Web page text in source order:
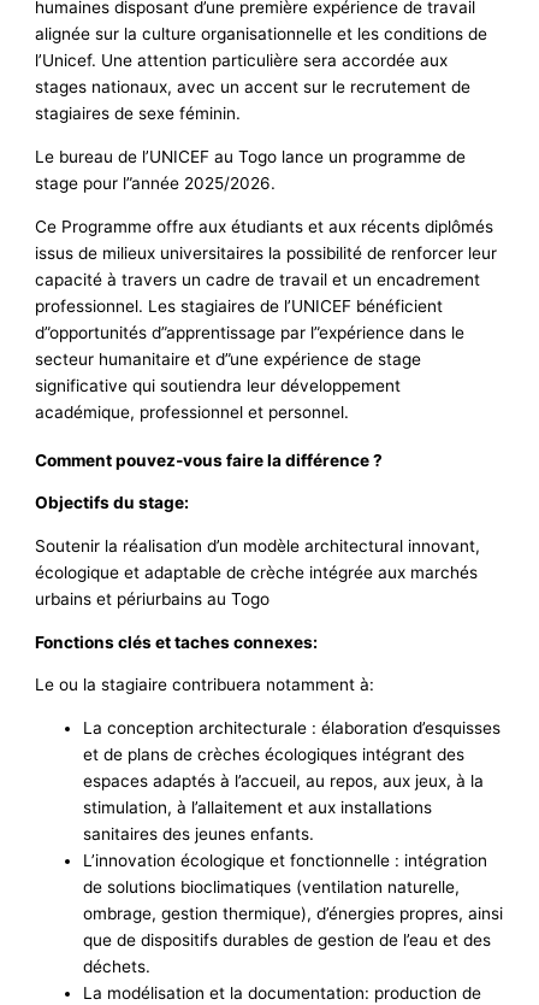
humaines disposant d’une première expérience de travail
alignée sur la culture organisationnelle et les conditions de
l’Unicef. Une attention particulière sera accordée aux
stages nationaux, avec un accent sur le recrutement de
stagiaires de sexe féminin.
Le bureau de l’UNICEF au Togo lance un programme de
stage pour l”année 2025/2026.
Ce Programme offre aux étudiants et aux récents diplômés
issus de milieux universitaires la possibilité de renforcer leur
capacité à travers un cadre de travail et un encadrement
professionnel. Les stagiaires de l’UNICEF bénéficient
d”opportunités d”apprentissage par l”expérience dans le
secteur humanitaire et d”une expérience de stage
significative qui soutiendra leur développement
académique, professionnel et personnel.
Comment pouvez‑vous faire la différence ?
Objectifs du stage:
Soutenir la réalisation d’un modèle architectural innovant,
écologique et adaptable de crèche intégrée aux marchés
urbains et périurbains au Togo
Fonctions clés et taches connexes:
Le ou la stagiaire contribuera notamment à:
La conception architecturale : élaboration d’esquisses
et de plans de crèches écologiques intégrant des
espaces adaptés à l’accueil, au repos, aux jeux, à la
stimulation, à l’allaitement et aux installations
sanitaires des jeunes enfants.
L’innovation écologique et fonctionnelle : intégration
de solutions bioclimatiques (ventilation naturelle,
ombrage, gestion thermique), d’énergies propres, ainsi
que de dispositifs durables de gestion de l’eau et des
déchets.
La modélisation et la documentation: production de